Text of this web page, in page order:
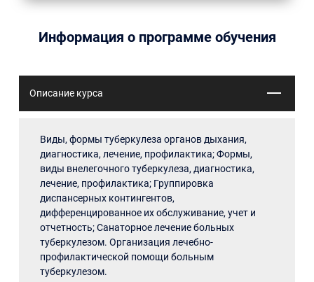
Информация о программе обучения
Описание курса
Виды, формы туберкулеза органов дыхания,
диагностика, лечение, профилактика; Формы,
виды внелегочного туберкулеза, диагностика,
лечение, профилактика; Группировка
диспансерных контингентов,
дифференцированное их обслуживание, учет и
отчетность; Санаторное лечение больных
туберкулезом. Организация лечебно-
профилактической помощи больным
туберкулезом.